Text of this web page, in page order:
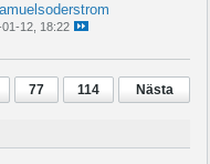
12, 18:22
77 114 Nästa